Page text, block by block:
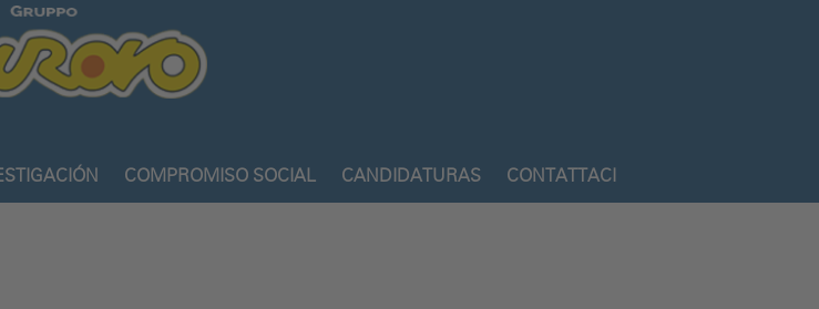
COMPROMISO SOCIAL CANDIDATURAS CONTATTACI